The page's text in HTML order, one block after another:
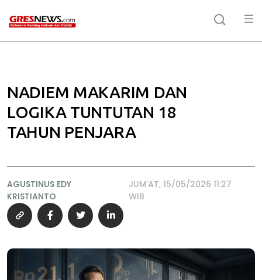
NADIEM MAKARIM DAN
LOGIKA TUNTUTAN 18
TAHUN PENJARA
AGUSTINUS EDY
KRISTIANTO
JUM'AT, 15/05/2026 11:27
WIB